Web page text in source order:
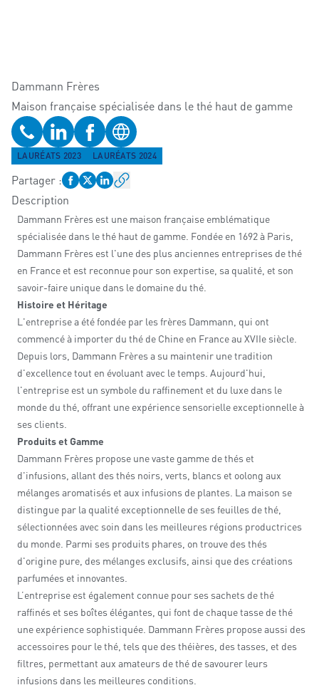
Dammann Frères
Maison française spécialisée dans le thé haut de gamme
TéléphoneProfil LinkedIn
Profil Facebook
Site web
LAURÉATS 2023 LAURÉATS 2024
Partager :
Description
Dammann Frères est une maison française emblématique
spécialisée dans le thé haut de gamme. Fondée en 1692 à Paris,
Dammann Frères est l'une des plus anciennes entreprises de thé
en France et est reconnue pour son expertise, sa qualité, et son
savoir-faire unique dans le domaine du thé.
Histoire et Héritage
L'entreprise a été fondée par les frères Dammann, qui ont
commencé à importer du thé de Chine en France au XVIIe siècle.
Depuis lors, Dammann Frères a su maintenir une tradition
d'excellence tout en évoluant avec le temps. Aujourd'hui,
l'entreprise est un symbole du raffinement et du luxe dans le
monde du thé, offrant une expérience sensorielle exceptionnelle à
ses clients.
Produits et Gamme
Dammann Frères propose une vaste gamme de thés et
d'infusions, allant des thés noirs, verts, blancs et oolong aux
mélanges aromatisés et aux infusions de plantes. La maison se
distingue par la qualité exceptionnelle de ses feuilles de thé,
sélectionnées avec soin dans les meilleures régions productrices
du monde. Parmi ses produits phares, on trouve des thés
d'origine pure, des mélanges exclusifs, ainsi que des créations
parfumées et innovantes.
L’entreprise est également connue pour ses sachets de thé
raffinés et ses boîtes élégantes, qui font de chaque tasse de thé
une expérience sophistiquée. Dammann Frères propose aussi des
accessoires pour le thé, tels que des théières, des tasses, et des
filtres, permettant aux amateurs de thé de savourer leurs
infusions dans les meilleures conditions.